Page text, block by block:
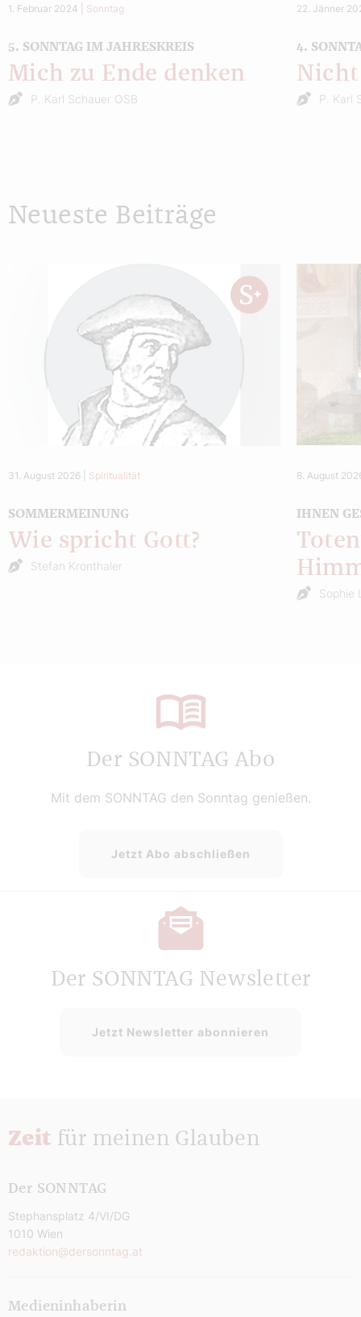
1. Februar 2024 Sonntag
5. SONNTAG IM JAHRESKREIS
Mich zu Ende denken
P. Karl Schauer OSB
22. Jänner
4.
P. Karl
Neueste Beiträge
31. August 2026 Spiritualität
SOMMERMEINUNG
Wie spricht Gott?
Stefan Kronthaler
8. August
IHNEN
Sophie
Der SONNTAG Abo
Mit dem SONNTAG den Sonntag genießen.
Jetzt Abo abschließen
Der SONNTAG Newsletter
Jetzt Newsletter abonnieren
Zeit für meinen Glauben
Der SONNTAG
Stephansplatz 4/VI/DG
1010 Wien
redaktion@dersonntag.at
Medieninhaberin